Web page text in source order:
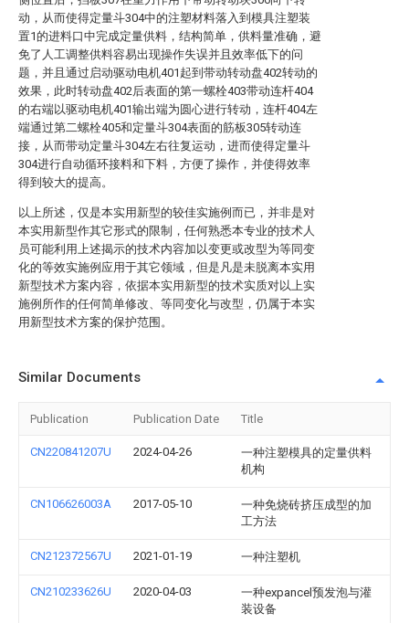
动，从而使得定量斗304中的注塑材料落入到模具注塑装
置1的进料口中完成定量供料，结构简单，供料量准确，避
免了人工调整供料容易出现操作失误并且效率低下的问
题，并且通过启动驱动电机401起到带动转动盘402转动的
效果，此时转动盘402后表面的第一螺栓403带动连杆404
的右端以驱动电机401输出端为圆心进行转动，连杆404左
端通过第二螺栓405和定量斗304表面的筋板305转动连
接，从而带动定量斗304左右往复运动，进而使得定量斗
304进行自动循环接料和下料，方便了操作，并使得效率
得到较大的提高。
以上所述，仅是本实用新型的较佳实施例而已，并非是对
本实用新型作其它形式的限制，任何熟悉本专业的技术人
员可能利用上述揭示的技术内容加以变更或改型为等同变
化的等效实施例应用于其它领域，但是凡是未脱离本实用
新型技术方案内容，依据本实用新型的技术实质对以上实
施例所作的任何简单修改、等同变化与改型，仍属于本实
用新型技术方案的保护范围。
Similar Documents
Publication Publication Date Title
CN220841207U 2024-04-26
一种注塑模具的定量供料
机构
CN106626003A 2017-05-10
一种免烧砖挤压成型的加
工方法
CN212372567U 2021-01-19 一种注塑机
CN210233626U 2020-04-03
一种expancel预发泡与灌
装设备